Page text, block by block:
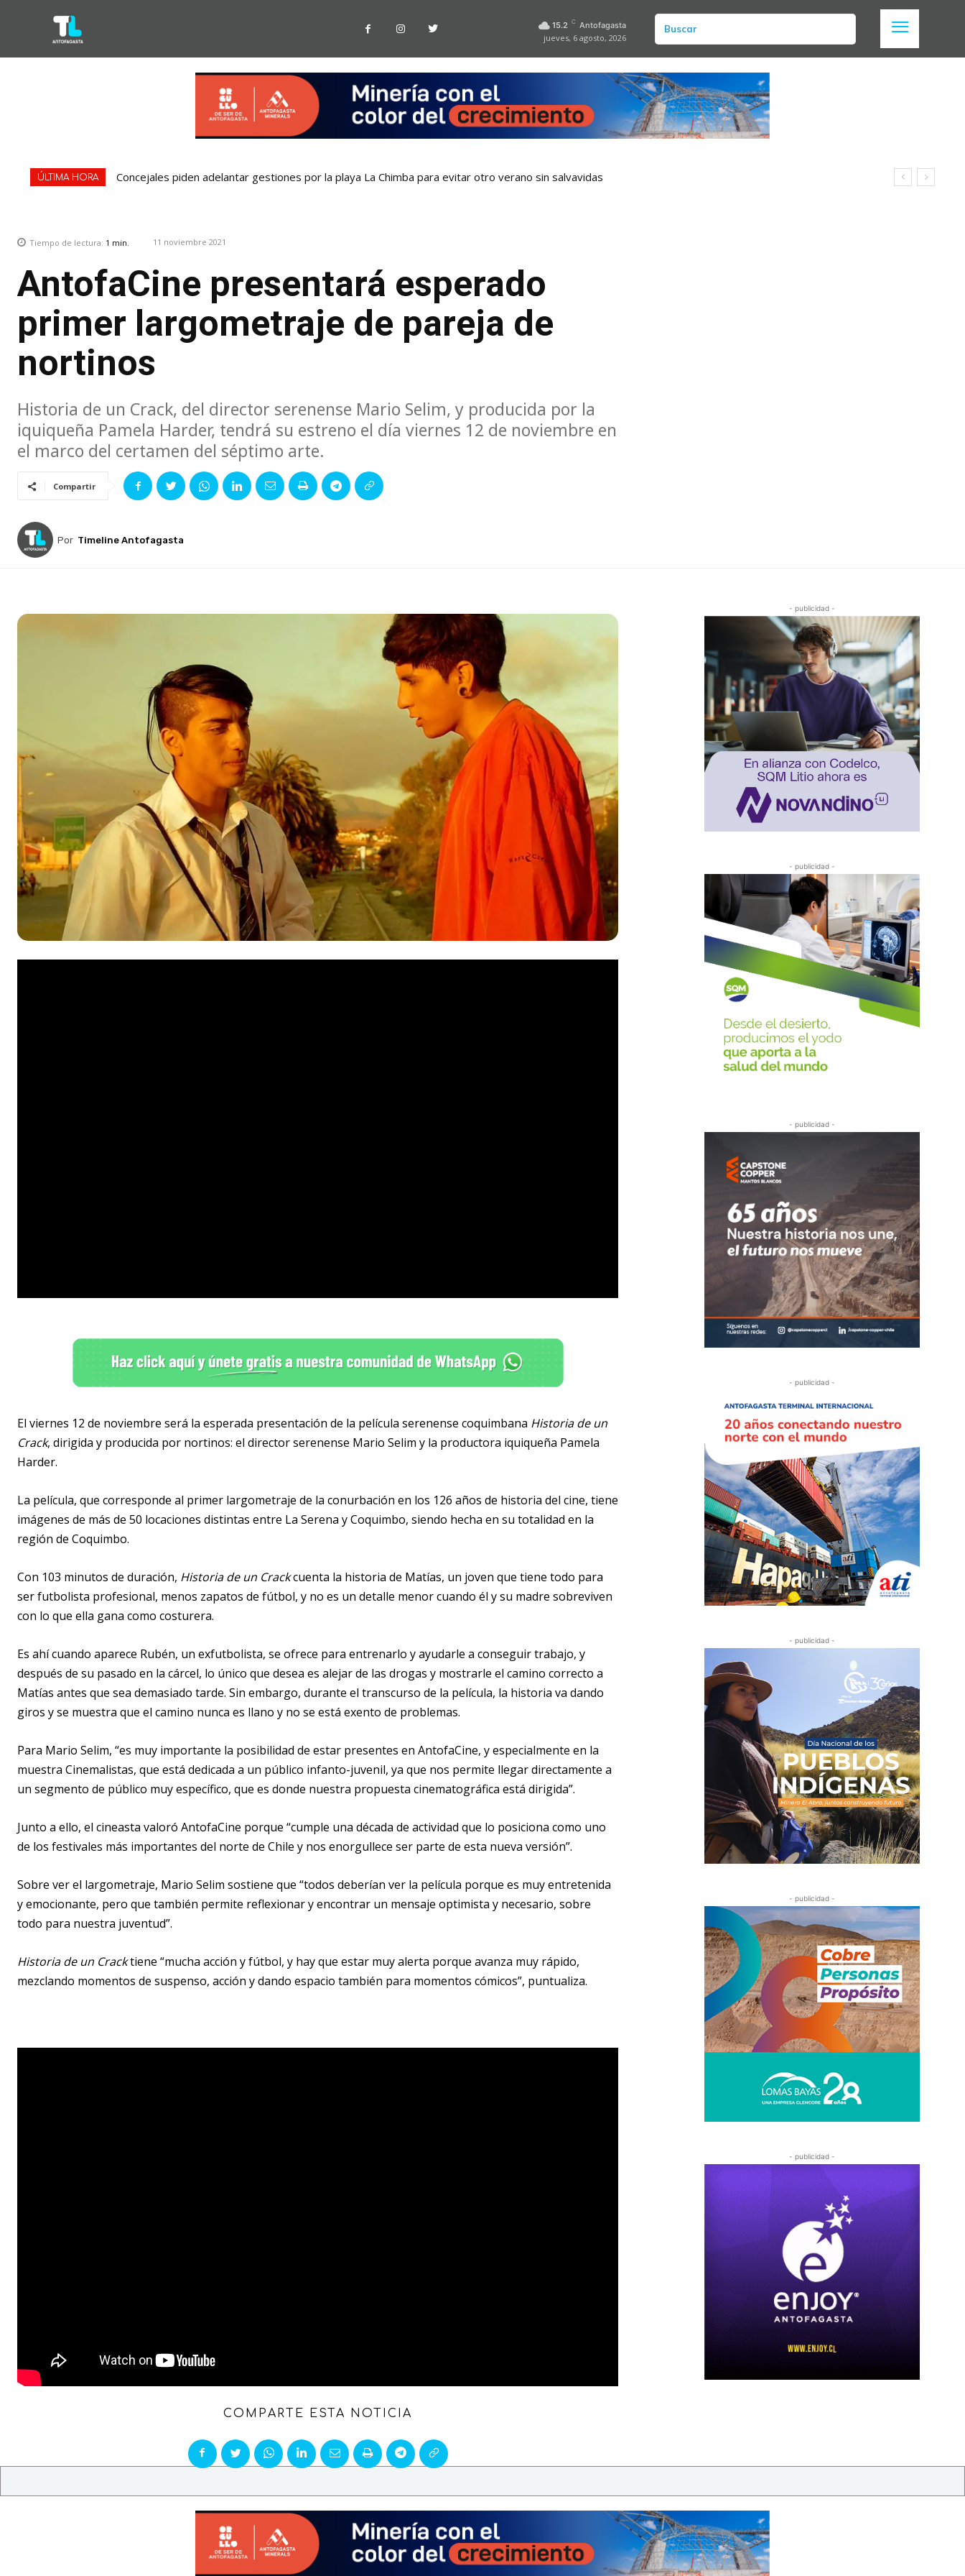
15.2 C Antofagasta
jueves, 6 agosto, 2026
Buscar
ÚLTIMA HORA Concejales piden adelantar gestiones por la playa La Chimba para evitar otro verano sin salvavidas
Tiempo de lectura: 1 min. 11 noviembre 2021
AntofaCine presentará esperado
primer largometraje de pareja de
nortinos
Historia de un Crack, del director serenense Mario Selim, y producida por la
iquiqueña Pamela Harder, tendrá su estreno el día viernes 12 de noviembre en
el marco del certamen del séptimo arte.
Compartir
Por Timeline Antofagasta
El viernes 12 de noviembre será la esperada presentación de la película serenense coquimbana Historia de un
Crack, dirigida y producida por nortinos: el director serenense Mario Selim y la productora iquiqueña Pamela
Harder.
La película, que corresponde al primer largometraje de la conurbación en los 126 años de historia del cine, tiene
imágenes de más de 50 locaciones distintas entre La Serena y Coquimbo, siendo hecha en su totalidad en la
región de Coquimbo.
Con 103 minutos de duración, Historia de un Crackcuenta la historia de Matías, un joven que tiene todo para
ser futbolista profesional, menos zapatos de fútbol, y no es un detalle menor cuando él y su madre sobreviven
con lo que ella gana como costurera.
Es ahí cuando aparece Rubén, un exfutbolista, se ofrece para entrenarlo y ayudarle a conseguir trabajo, y
después de su pasado en la cárcel, lo único que desea es alejar de las drogas y mostrarle el camino correcto a
Matías antes que sea demasiado tarde. Sin embargo, durante el transcurso de la película, la historia va dando
giros y se muestra que el camino nunca es llano y no se está exento de problemas.
Para Mario Selim, “es muy importante la posibilidad de estar presentes en AntofaCine, y especialmente en la
muestra Cinemalistas, que está dedicada a un público infanto-juvenil, ya que nos permite llegar directamente a
un segmento de público muy específico, que es donde nuestra propuesta cinematográfica está dirigida”.
Junto a ello, el cineasta valoró AntofaCine porque “cumple una década de actividad que lo posiciona como uno
de los festivales más importantes del norte de Chile y nos enorgullece ser parte de esta nueva versión”.
Sobre ver el largometraje, Mario Selim sostiene que “todos deberían ver la película porque es muy entretenida
y emocionante, pero que también permite reflexionar y encontrar un mensaje optimista y necesario, sobre
todo para nuestra juventud”.
Historia de un Cracktiene “mucha acción y fútbol, y hay que estar muy alerta porque avanza muy rápido,
mezclando momentos de suspenso, acción y dando espacio también para momentos cómicos”, puntualiza.
COMPARTE ESTA NOTICIA
- publicidad -
- publicidad -
- publicidad -
- publicidad -
- publicidad -
- publicidad -
- publicidad -